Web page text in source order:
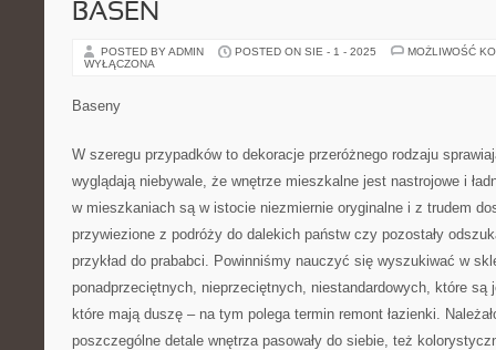
BASEN
POSTED BY ADMIN POSTED ON SIE - 1 - 2025
MOŻLIWOŚĆ
WYŁĄCZONA
Baseny
W szeregu przypadków to dekoracje przeróżnego rodzaju
wyglądają niebywale, że wnętrze mieszkalne jest nastrojowe i
w mieszkaniach są w istocie niezmiernie oryginalne i z trudem
przywiezione z podróży do dalekich państw czy pozostały
przykład do prababci. Powinniśmy nauczyć się wyszukiwać w
ponadprzeciętnych, nieprzeciętnych, niestandardowych, które są
które mają duszę – na tym polega termin remont łazienki.
poszczególne detale wnętrza pasowały do siebie, też